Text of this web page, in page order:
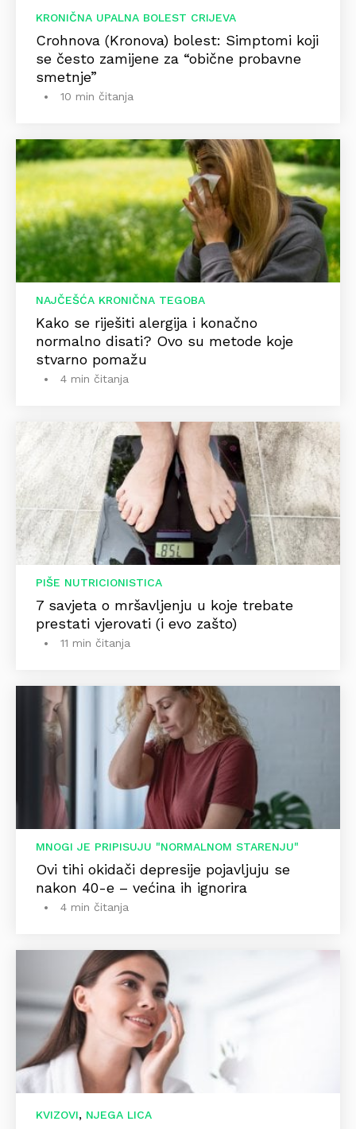
KRONIČNA UPALNA BOLEST CRIJEVA
Crohnova (Kronova) bolest: Simptomi koji
se često zamijene za “obične probavne
smetnje”
10 min čitanja
NAJČEŠĆA KRONIČNA TEGOBA
Kako se riješiti alergija i konačno
normalno disati? Ovo su metode koje
stvarno pomažu
4 min čitanja
PIŠE NUTRICIONISTICA
7 savjeta o mršavljenju u koje trebate
prestati vjerovati (i evo zašto)
11 min čitanja
MNOGI JE PRIPISUJU "NORMALNOM STARENJU"
Ovi tihi okidači depresije pojavljuju se
nakon 40-e – većina ih ignorira
4 min čitanja
KVIZOVI, NJEGA LICA